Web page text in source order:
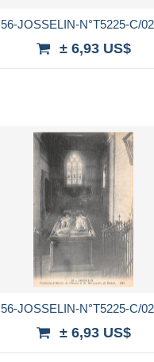
56-JOSSELIN-N°T5225-C/
± 6,93 US$
56-JOSSELIN-N°T5225-C/
± 6,93 US$